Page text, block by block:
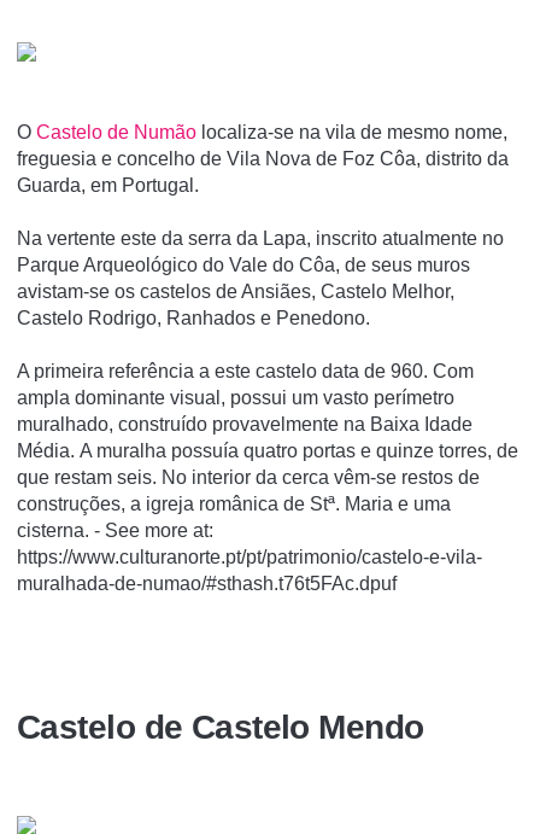
O Castelo de Numão localiza-se na vila de mesmo nome,
freguesia e concelho de Vila Nova de Foz Côa, distrito da
Guarda, em Portugal.
Na vertente este da serra da Lapa, inscrito atualmente no
Parque Arqueológico do Vale do Côa, de seus muros
avistam-se os castelos de Ansiães, Castelo Melhor,
Castelo Rodrigo, Ranhados e Penedono.
A primeira referência a este castelo data de 960. Com
ampla dominante visual, possui um vasto perímetro
muralhado, construído provavelmente na Baixa Idade
Média. A muralha possuía quatro portas e quinze torres, de
que restam seis. No interior da cerca vêm-se restos de
construções, a igreja românica de Stª. Maria e uma
cisterna. - See more at:
https://www.culturanorte.pt/pt/patrimonio/castelo-e-vila-
muralhada-de-numao/#sthash.t76t5FAc.dpuf
Castelo de Castelo Mendo